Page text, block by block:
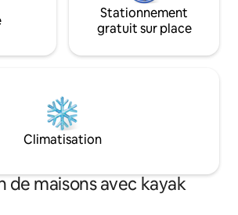
Stationnement
gratuit sur place
Climatisation
de maisons avec kayak